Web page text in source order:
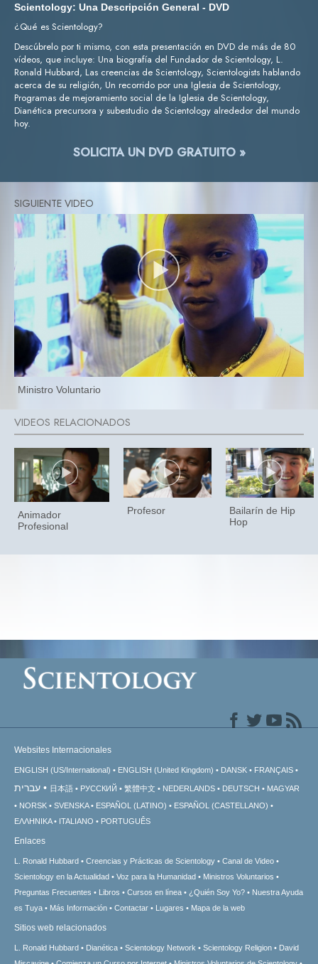
Scientology: Una Descripción General - DVD
¿Qué es Scientology?
Descúbrelo por ti mismo, con esta presentación en DVD de más de 80
vídeos, que incluye: Una biografía del Fundador de Scientology, L.
Ronald Hubbard, Las creencias de Scientology, Scientologists hablando
acerca de su religión, Un recorrido por una Iglesia de Scientology,
Programas de mejoramiento social de la Iglesia de Scientology,
Dianética precursora y subestudio de Scientology alrededor del mundo
hoy.
SOLICITA UN DVD GRATUITO »
Ministro Voluntario
Animador
Profesional
Profesor
Bailarín de Hip
Hop
Websites Internacionales
ENGLISH (US/International) ENGLISH (United Kingdom) DANSK FRANÇAIS
עברית 日本語 РУССКИЙ 繁體中文 NEDERLANDS DEUTSCH
MAGYAR
NORSK
SVENSKA ESPAÑOL (LATINO)
ESPAÑOL (CASTELLANO)
ΕΛΛΗΝΙΚA
ITALIANO PORTUGUÊS
Enlaces
L. Ronald Hubbard Creencias y Prácticas de Scientology
Canal de Video
Scientology en la Actualidad
Voz para la Humanidad
Ministros Voluntarios
Preguntas Frecuentes
Libros Cursos en línea ¿Quién Soy Yo?
Nuestra Ayuda
es Tuya
Más Información Contactar Lugares Mapa de la web
Sitios web relacionados
L. Ronald Hubbard Dianética Scientology Network Scientology Religion
David